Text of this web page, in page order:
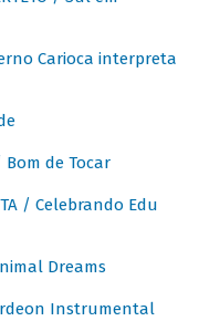
Carioca interpreta
Bom de Tocar
/ Celebrando Edu
Dreams
Instrumental